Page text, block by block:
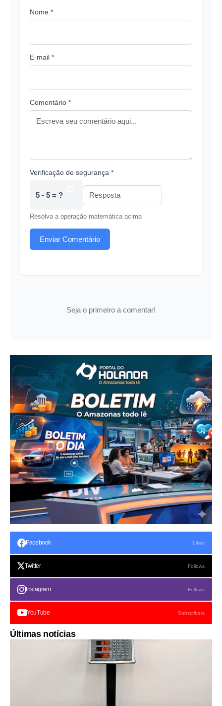
Nome *
E-mail *
Comentário *
Verificação de segurança *
5 - 5 = ?
Resolva a operação matemática acima
Enviar Comentário
Seja o primeiro a comentar!
Facebook Likes
Twitter Follows
Instagram Follows
YouTube Subscribers
Últimas notícias